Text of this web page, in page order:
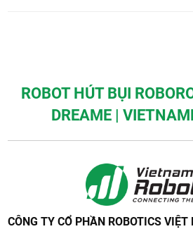
ROBOT HÚT BỤI
DREAME |
CÔNG TY CỔ PHẦN ROBOTICS VIỆT